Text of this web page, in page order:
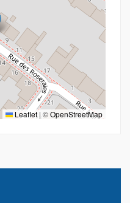
Leaflet | ©OpenStreetMap